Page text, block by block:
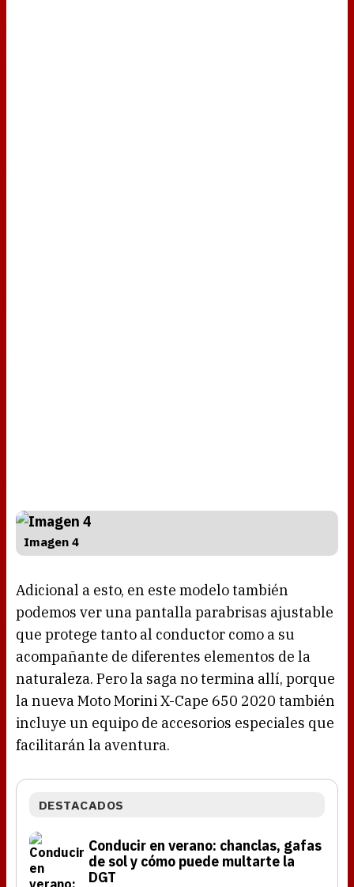
Imagen 4
Adicional a esto, en este modelo también
podemos ver una pantalla parabrisas ajustable
que protege tanto al conductor como a su
acompañante de diferentes elementos de la
naturaleza. Pero la saga no termina allí, porque
la nueva Moto Morini X-Cape 650 2020 también
incluye un equipo de accesorios especiales que
facilitarán la aventura.
DESTACADOS
Conducir en verano: chanclas, gafas
de sol y cómo puede multarte la
DGT